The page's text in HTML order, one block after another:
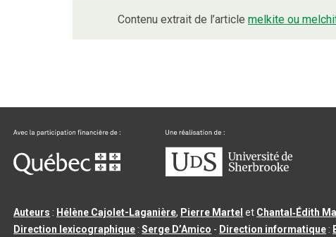
Contenu extrait de l’article melkite ou
Auteurs : Hélène Cajolet-Laganière, Pierre Martel et Chantal‑Édith
Direction lexicographique :Serge D’Amico - Direction informatique :